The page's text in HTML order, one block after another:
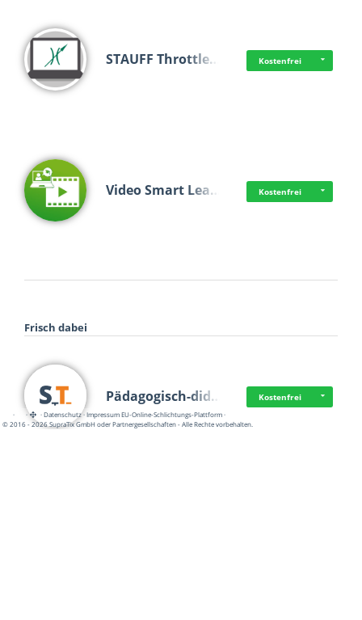
STAUFF Throttle… Kostenfrei
Video Smart Lea… Kostenfrei
Frisch dabei
Pädagogisch-did… Kostenfrei
· · ·Datenschutz·Impressum EU-Online-Schlichtungs-Plattform·
© 2016 - 2026 SupraTix GmbH oder Partnergesellschaften - Alle Rechte vorbehalten.